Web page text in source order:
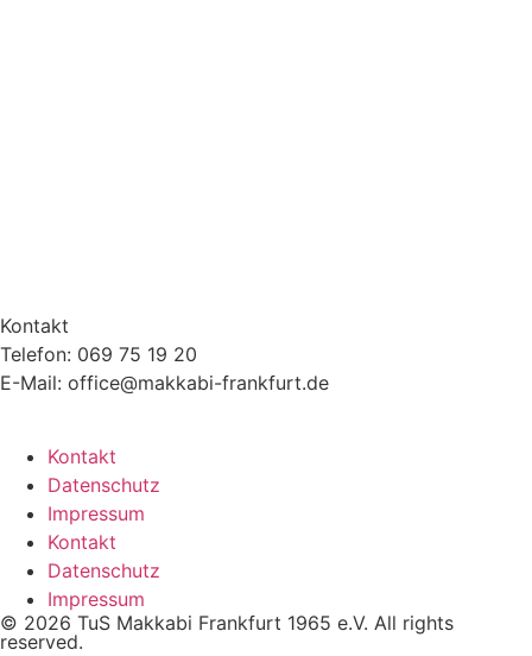
Kontakt
Telefon: 069 75 19 20
E-Mail: office@makkabi-frankfurt.de
Kontakt
Datenschutz
Impressum
Kontakt
Datenschutz
Impressum
© 2026 TuS Makkabi Frankfurt 1965 e.V. All rights
reserved.